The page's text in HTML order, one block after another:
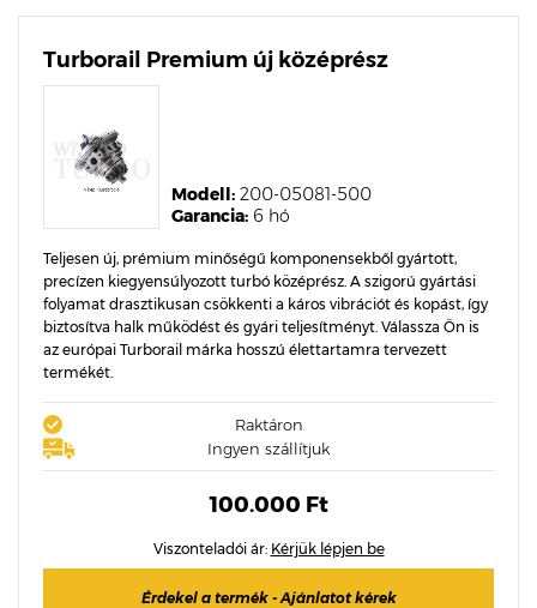
Turborail Premium új középrész
Garancia: 6 hó
Modell: 200-05081-500
Teljesen új, prémium minőségű komponensekből gyártott,
precízen kiegyensúlyozott turbó középrész. A szigorú gyártási
folyamat drasztikusan csökkenti a káros vibrációt és kopást, így
biztosítva halk működést és gyári teljesítményt. Válassza Ön is
az európai Turborail márka hosszú élettartamra tervezett
termékét.
Raktáron
Ingyen szállítjuk
100.000 Ft
Viszonteladói ár: Kérjük lépjen be
Érdekel a termék - Ajánlatot kérek